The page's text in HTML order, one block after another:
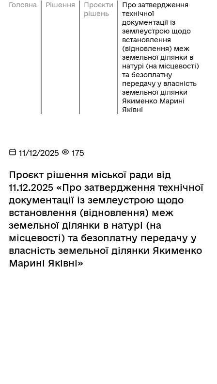
Головна Рішення
Проєкти
рішень
Про затвердження
технічної
документації із
землеустрою щодо
встановлення
(відновлення) меж
земельної ділянки в
натурі (на місцевості)
та безоплатну
передачу у власність
земельної ділянки
Якименко Марині
Яківні
11/12/2025 175
Проєкт рішення міської ради від
11.12.2025 «Про затвердження технічної
документації із землеустрою щодо
встановлення (відновлення) меж
земельної ділянки в натурі (на
місцевості) та безоплатну передачу у
власність земельної ділянки Якименко
Марині Яківні»